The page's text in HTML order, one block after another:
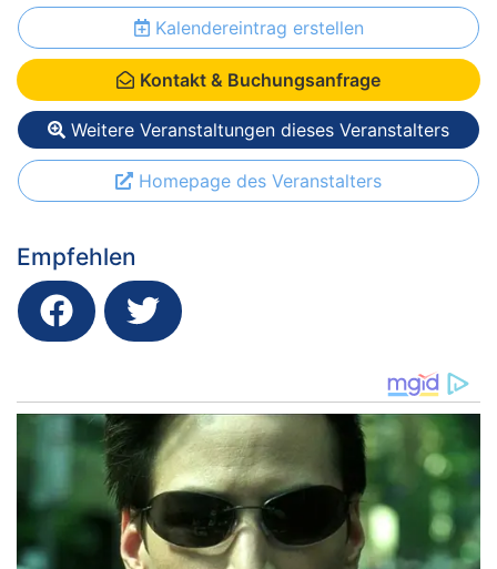
Kalendereintrag erstellen
Kontakt & Buchungsanfrage
Weitere Veranstaltungen dieses Veranstalters
Homepage des Veranstalters
Empfehlen